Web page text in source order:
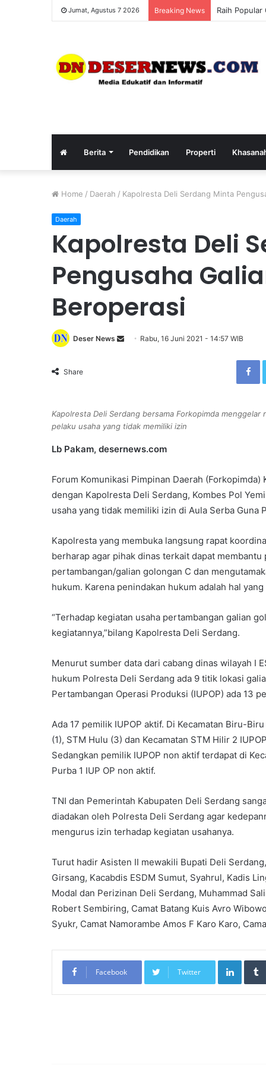
Jumat, Agustus 7 2026 Breaking News Masyarakat
Berita Pendidikan Properti
Home / Daerah / Kapolresta Deli Serdang Minta
Daerah
Kapolresta Deli
Pengusaha
Beroperasi
Deser News
n
e
a
l
Rabu, 16 Juni 2021 - 14:57 WIB
Share
Facebook
Kapolresta Deli Serdang bersama Forkopimda
pelaku usaha yang tidak memiliki izin
Lb Pakam, desernews.com
Forum Komunikasi Pimpinan Daerah
dengan Kapolresta Deli Serdang, Kombes Pol
usaha yang tidak memiliki izin di Aula Serba Guna
Kapolresta yang membuka langsung rapat
berharap agar pihak dinas terkait dapat
pertambangan/galian golongan C dan
hukum. Karena penindakan hukum adalah hal
“Terhadap kegiatan usaha pertambangan galian
kegiatannya,”bilang Kapolresta Deli Serdang.
Menurut sumber data dari cabang dinas wilayah I
hukum Polresta Deli Serdang ada 9 titik lokasi
Pertambangan Operasi Produksi (IUPOP) ada 13
Ada 17 pemilik IUPOP aktif. Di Kecamatan Biru-
(1), STM Hulu (3) dan Kecamatan STM Hilir 2
Sedangkan pemilik IUPOP non aktif terdapat di
Purba 1 IUP OP non aktif.
TNI dan Pemerintah Kabupaten Deli Serdang
diadakan oleh Polresta Deli Serdang agar
mengurus izin terhadap kegiatan usahanya.
Turut hadir Asisten II mewakili Bupati Deli
Girsang, Kacabdis ESDM Sumut, Syahrul, Kadis
Modal dan Perizinan Deli Serdang, Muhammad
Robert Sembiring, Camat Batang Kuis Avro
Syukr, Camat Namorambe Amos F Karo Karo,
Facebook Twitter
LinkedIn